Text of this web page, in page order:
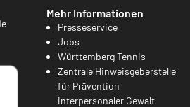
Mehr Informationen
Presseservice
Jobs
Württemberg Tennis
Zentrale Hinweisgeberstelle
für Prävention
interpersonaler Gewalt